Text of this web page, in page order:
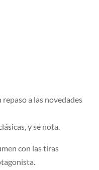
a las novedades
y se nota.
con las tiras